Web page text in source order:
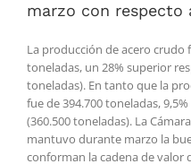
marzo con respecto
La producción de acero crudo
toneladas, un 28% superior
toneladas). En tanto que la
fue de 394.700 toneladas,
(360.500 toneladas). La
mantuvo durante marzo la
conforman la cadena de valor